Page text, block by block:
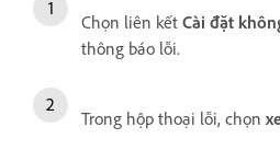
Chọn liên kết Cài đặt
thông báo lỗi.
Trong hộp thoại lỗi, chọn